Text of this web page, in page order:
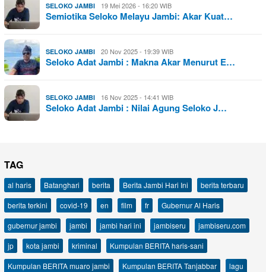
SELOKO JAMBI 19 Mei 2026 - 16:20 WIB
Semiotika Seloko Melayu Jambi: Akar Kuat…
SELOKO JAMBI 20 Nov 2025 - 19:39 WIB
Seloko Adat Jambi : Makna Akar Menurut E…
SELOKO JAMBI 16 Nov 2025 - 14:41 WIB
Seloko Adat Jambi : Nilai Agung Seloko J…
TAG
al haris Batanghari berita Berita Jambi Hari Ini
berita terbaru
berita terkini
covid-19 en film fr
Gubernur Al Haris
gubernur jambi
jambi jambi hari ini jambiseru
jambiseru.com
jp
kota jambi kriminal
Kumpulan BERITA haris-sani
Kumpulan BERITA muaro jambi
Kumpulan BERITA Tanjabbar
lagu